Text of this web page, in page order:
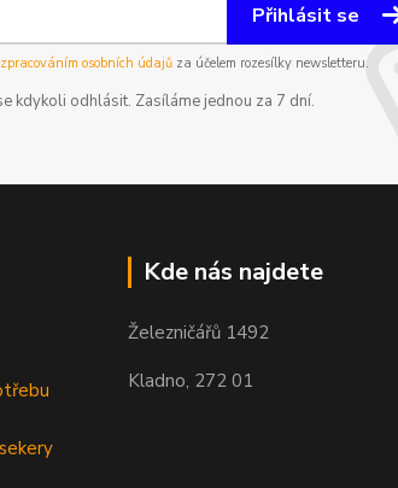
Přihlásit se
zpracováním osobních údajůza účelem rozesílky newsletteru.
kdykoli odhlásit. Zasíláme jednou za 7 dní.
Kde nás najdete
Železničářů 1492
Kladno, 272 01